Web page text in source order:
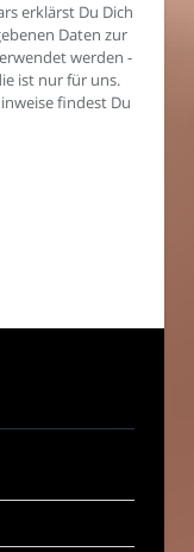
erklärst Du Dich
Daten zur
werden -
ist nur für uns.
findest Du